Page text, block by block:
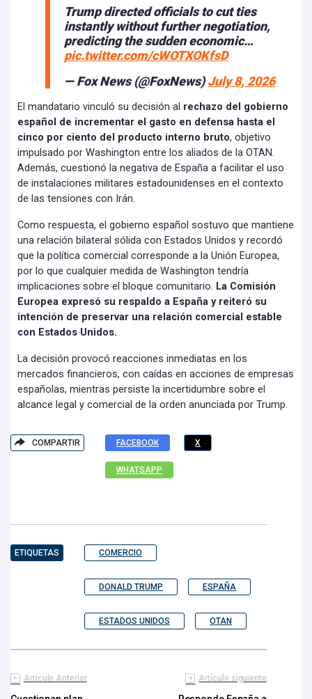
Trump directed officials to cut ties
instantly without further negotiation,
predicting the sudden economic…
pic.twitter.com/cWOTXOKfsD
— Fox News (@FoxNews)July 8, 2026
El mandatario vinculó su decisión al rechazo del gobierno
español de incrementar el gasto en defensa hasta el
cinco por ciento del producto interno bruto, objetivo
impulsado por Washington entre los aliados de la OTAN.
Además, cuestionó la negativa de España a facilitar el uso
de instalaciones militares estadounidenses en el contexto
de las tensiones con Irán.
Como respuesta, el gobierno español sostuvo que mantiene
una relación bilateral sólida con Estados Unidos y recordó
que la política comercial corresponde a la Unión Europea,
por lo que cualquier medida de Washington tendría
implicaciones sobre el bloque comunitario. La Comisión
Europea expresó su respaldo a España y reiteró su
intención de preservar una relación comercial estable
con Estados Unidos.
La decisión provocó reacciones inmediatas en los
mercados financieros, con caídas en acciones de empresas
españolas, mientras persiste la incertidumbre sobre el
alcance legal y comercial de la orden anunciada por Trump.
COMPARTIR FACEBOOK X
WHATSAPP
ETIQUETAS COMERCIO
DONALD TRUMP ESPAÑA
ESTADOS UNIDOS OTAN
Artículo Anterior Artículo siguiente